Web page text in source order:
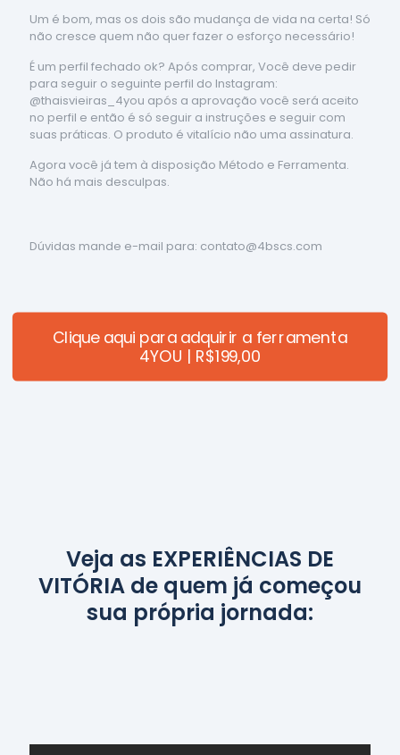
Um é bom, mas os dois são mudança de vida na certa! Só
não cresce quem não quer fazer o esforço necessário!
É um perfil fechado ok? Após comprar, Você deve pedir
para seguir o seguinte perfil do Instagram:
@thaisvieiras_4you após a aprovação você será aceito
no perfil e então é só seguir a instruções e seguir com
suas práticas. O produto é vitalício não uma assinatura.
Agora você já tem à disposição Método e Ferramenta.
Não há mais desculpas.
Dúvidas mande e-mail para: contato@4bscs.com
Clique aqui para adquirir a ferramenta
4YOU | R$199,00
Veja as EXPERIÊNCIAS DE
VITÓRIA de quem já começou
sua própria jornada: